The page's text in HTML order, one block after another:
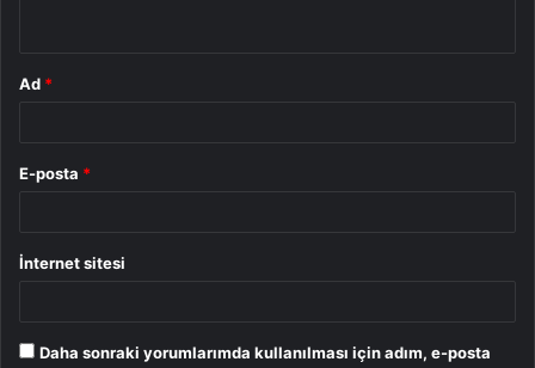
Ad *
E-posta *
İnternet sitesi
Daha sonraki yorumlarımda kullanılması için adım, e-posta